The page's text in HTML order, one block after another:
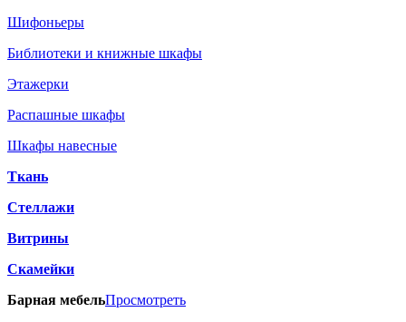
Шифоньеры
Библиотеки и книжные шкафы
Этажерки
Распашные шкафы
Шкафы навесные
Ткань
Стеллажи
Витрины
Скамейки
Барная мебельПросмотреть